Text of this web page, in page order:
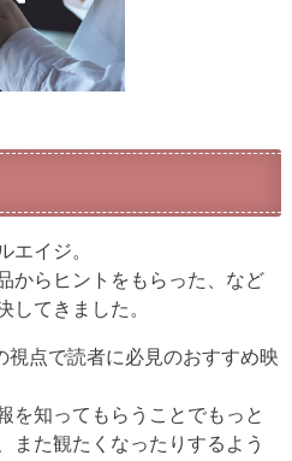
エイジ。
からヒントをもらった、など
してきました。
視点で読者に必見のおすすめ映
を知ってもらうことでもっと
また観たくなったりするよう